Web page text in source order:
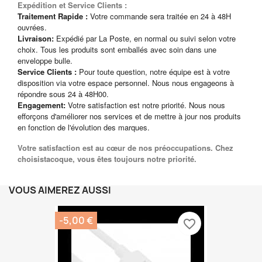
Expédition et Service Clients :
Traitement Rapide : Votre commande sera traitée en 24 à 48H
ouvrées.
Livraison: Expédié par La Poste, en normal ou suivi selon votre
choix. Tous les produits sont emballés avec soin dans une
enveloppe bulle.
Service Clients : Pour toute question, notre équipe est à votre
disposition via votre espace personnel. Nous nous engageons à
répondre sous 24 à 48H00.
Engagement: Votre satisfaction est notre priorité. Nous nous
efforçons d'améliorer nos services et de mettre à jour nos produits
en fonction de l'évolution des marques.
Votre satisfaction est au cœur de nos préoccupations. Chez
choisistacoque, vous êtes toujours notre priorité.
VOUS AIMEREZ AUSSI
-5,00 € favorite_border